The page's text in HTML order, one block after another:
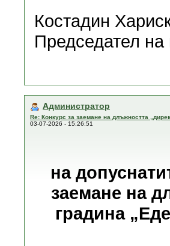
Костадин
Председател на
Администратор
Re: Конкурс за заемане на длъжността
03-07-2026 - 15:26:51
на
заемане на
градина